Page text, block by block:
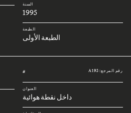
السنة
1995
الطبعة
الطبعة الأولى
رقم المرجع: A193 #
العنوان
داخل نقطة هوائية